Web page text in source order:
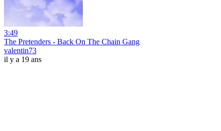
3:49
The Pretenders - Back On The Chain Gang
valentin73
il y a 19 ans